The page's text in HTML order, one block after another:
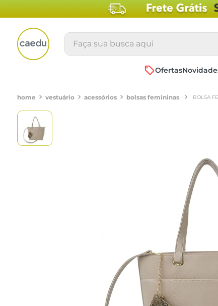
Faça sua busca aqui
Ofertas
vestuário acessórios bolsas femininas